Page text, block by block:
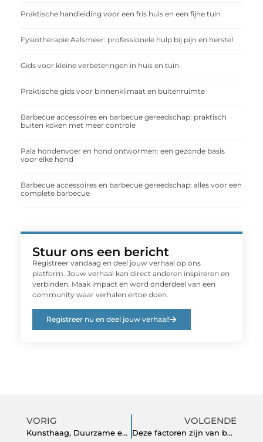
Praktische handleiding voor een fris huis en een fijne tuin
Fysiotherapie Aalsmeer: professionele hulp bij pijn en herstel
Gids voor kleine verbeteringen in huis en tuin
Praktische gids voor binnenklimaat en buitenruimte
Barbecue accessoires en barbecue gereedschap: praktisch
buiten koken met meer controle
Pala hondenvoer en hond ontwormen: een gezonde basis
voor elke hond
Barbecue accessoires en barbecue gereedschap: alles voor een
complete barbecue
Stuur ons een bericht
Registreer vandaag en deel jouw verhaal op ons
platform. Jouw verhaal kan direct anderen inspireren en
verbinden. Maak impact en word onderdeel van een
community waar verhalen ertoe doen.
Registreer nu en deel jouw verhaal!
VORIG
Kunsthaag, Duurzame en Voordelige oplossing
VOLGENDE
Deze factoren zijn van belang bij het kopen van een huis